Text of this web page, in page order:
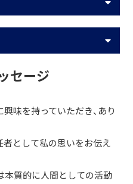
セージ
味を持っていただき、あり
者として私の思いをお伝え
本質的に人間としての活動